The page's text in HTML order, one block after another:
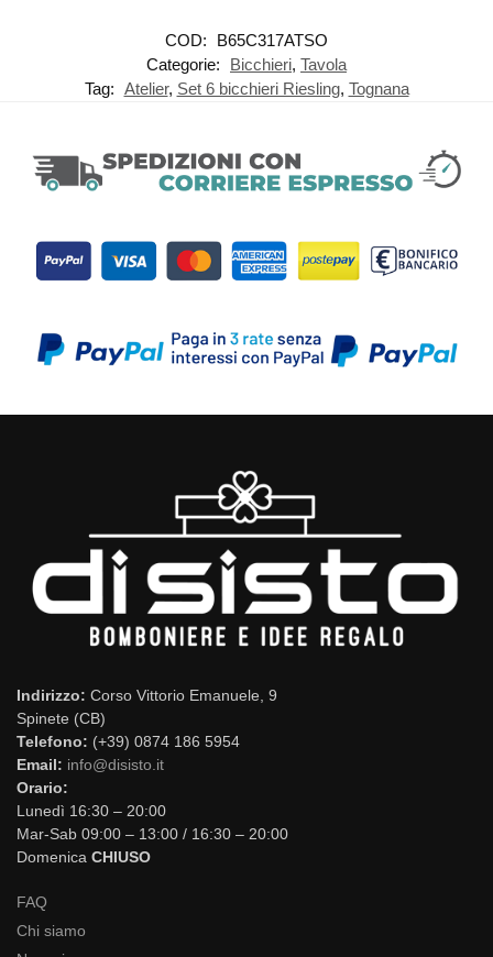
COD:
B65C317ATSO
Categorie:
Bicchieri, Tavola
Tag: Atelier, Set 6 bicchieri Riesling, Tognana
Indirizzo: Corso Vittorio Emanuele, 9
Spinete (CB)
Telefono: (+39) 0874 186 5954
Email: info@disisto.it
Orario:
Lunedì 16:30 – 20:00
Mar-Sab 09:00 – 13:00 / 16:30 – 20:00
Domenica CHIUSO
FAQ
Chi siamo